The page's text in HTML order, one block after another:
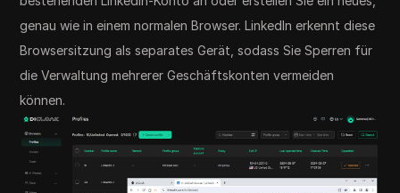
genau wie in einem normalen Browser. LinkedIn erkennt diese
Browsersitzung als separates Gerät, sodass Sie Sperren für
die Verwaltung mehrerer Geschäftskonten vermeiden
können.